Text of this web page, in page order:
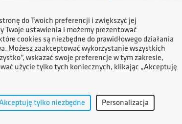
[224.0KB]
do Twoich preferencji i zwiększyć jej
ustawienia i możemy prezentować
cookies są niezbędne do prawidłowego działania
Możesz zaakceptować wykorzystanie wszystkich
wskazać swoje preferencje w tym zakresie,
użycie tylko tych koniecznych, klikając „Akceptuję
tylko niezbędne Personalizacja